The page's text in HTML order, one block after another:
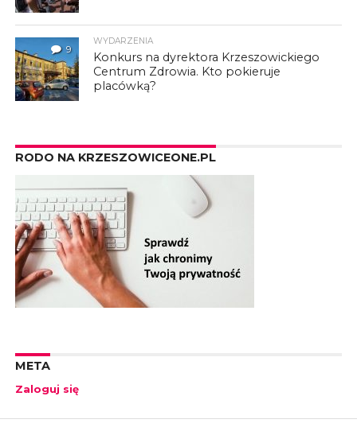
9
WYDARZENIA
Konkurs na dyrektora Krzeszowickiego
Centrum Zdrowia. Kto pokieruje
placówką?
RODO NA KRZESZOWICEONE.PL
META
Zaloguj się